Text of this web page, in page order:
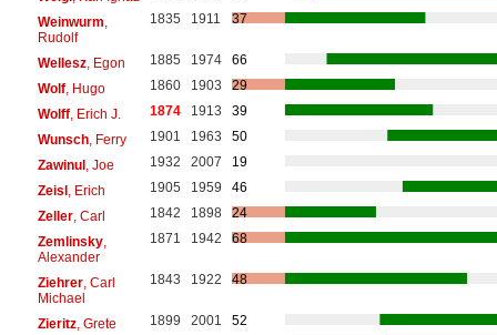
Weinwurm
Rudolf
1835 1911 37
Wellesz, Egon 1885 1974
66
Wolf, Hugo 1860 1903
29
Wolff, Erich J. 1874 1913
39
Wunsch, Ferry 1901 1963
50
Zawinul, Joe 1932 2007
19
Zeisl, Erich 1905 1959
46
Zeller, Carl 1842 1898
24
Zemlinsky,
Alexander
1871 1942 68
Ziehrer, Carl
Michael
1843 1922 48
Zieritz, Grete 1899 2001
52